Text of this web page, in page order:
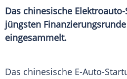
Das chinesische
jüngsten
eingesammelt.
Das chinesische E-Auto-